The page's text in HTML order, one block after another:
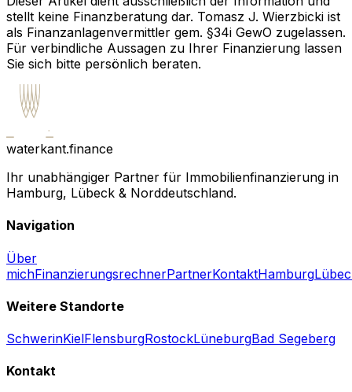
stellt keine Finanzberatung dar. Tomasz J. Wierzbicki ist
als Finanzanlagenvermittler gem. §34i GewO zugelassen.
Für verbindliche Aussagen zu Ihrer Finanzierung lassen
Sie sich bitte persönlich beraten.
waterkant.finance
Ihr unabhängiger Partner für Immobilienfinanzierung in
Hamburg, Lübeck & Norddeutschland.
Navigation
Über
michFinanzierungsrechnerPartnerKontaktHamburg
Weitere Standorte
SchwerinKielFlensburgRostockLüneburgBad Segeberg
Kontakt